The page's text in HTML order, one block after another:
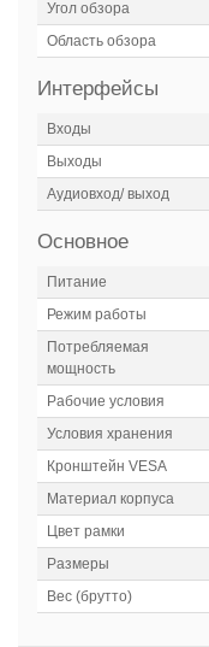
Угол обзора
Область обзора
Интерфейсы
Входы
Выходы
Аудиовход/ выход
Основное
Питание
Режим работы
Потребляемая
мощность
Рабочие условия
Условия хранения
Кронштейн VESA
Материал корпуса
Цвет рамки
Размеры
Вес (брутто)